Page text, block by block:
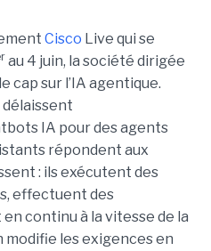
Cisco Live qui se
au 4 juin, la société dirigée
cap sur l’IA agentique.
IA pour des agents
répondent aux
: ils exécutent des
effectuent des
continu à la vitesse de la
les exigences en